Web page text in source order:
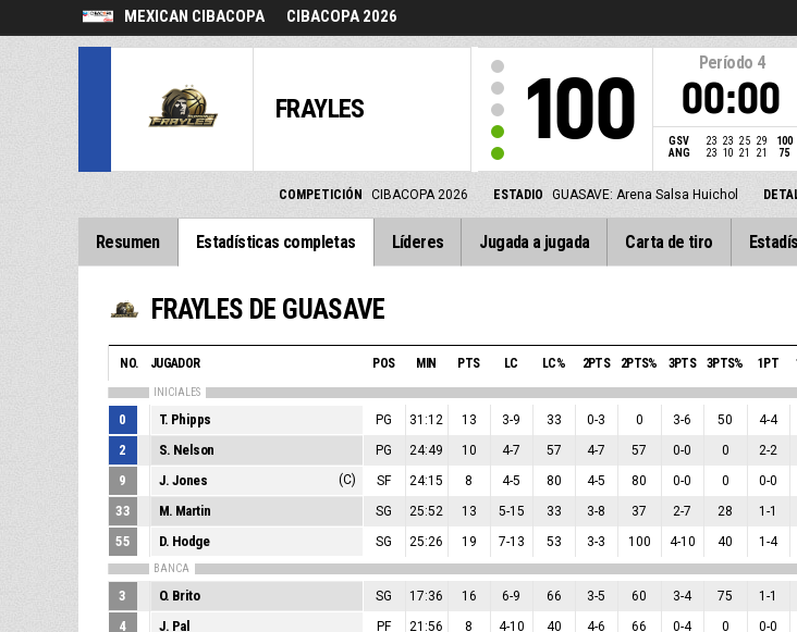
MEXICAN CIBACOPA CIBACOPA 2026
FRAYLES 100
Período 4
00:00
GSV 23 23 25 29
100
ANG
23 10 21 21 75
COMPETICIÓN CIBACOPA 2026 ESTADIO GUASAVE: Arena Salsa Huichol
Resumen Estadísticas completas Líderes Jugada a jugada Carta de tiro
FRAYLES DE GUASAVE
NO. JUGADOR POS MIN PTS LC LC% 2PTS 2PTS% 3PTS 3PTS% 1PT
INICIALES
0 T. Phipps PG 31:12 13 3-9 33 0-3 0 3-6 50 4-4
2 S. Nelson PG 24:49 10 4-7 57 4-7 57 0-0 0 2-2
9 J. Jones (C) SF 24:15 8 4-5 80 4-5 80 0-0 0 0-0
33 M. Martin SG 25:52 13 5-15 33 3-8 37 2-7 28 1-1
55 D. Hodge SG 25:26 19 7-13 53 3-3 100 4-10 40 1-4
BANCA
3 O. Brito SG 17:36 16 6-9 66 3-5 60 3-4 75 1-1
4 J. Pal PF 21:56 8 4-10 40 4-6 66 0-4 0 0-0